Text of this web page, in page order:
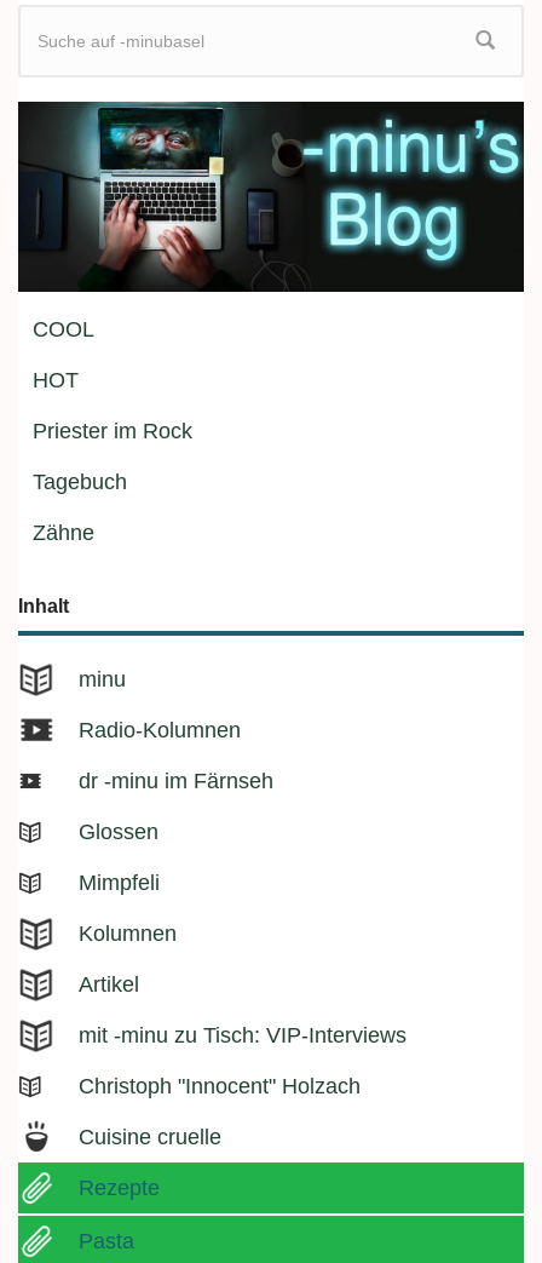
Suchformular
COOL
HOT
Priester im Rock
Tagebuch
Zähne
Inhalt
minu
Radio-Kolumnen
dr -minu im Färnseh
Glossen
Mimpfeli
Kolumnen
Artikel
mit -minu zu Tisch: VIP-Interviews
Christoph "Innocent" Holzach
Cuisine cruelle
Rezepte
Pasta